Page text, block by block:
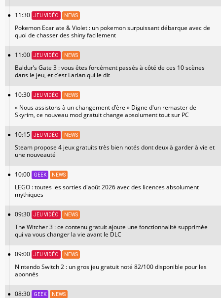
11:30 JEU VIDÉO NEWS
Pokemon Ecarlate & Violet : un pokemon surpuissant débarque avec de
quoi de chasser des shiny facilement
11:00 JEU VIDÉO NEWS
Baldur’s Gate 3 : vous êtes forcément passés à côté de ces 10 scènes
dans le jeu, et c’est Larian qui le dit
10:30 JEU VIDÉO NEWS
« Nous assistons à un changement d’ère » Digne d'un remaster de
Skyrim, ce nouveau mod gratuit change absolument tout sur PC
10:15 JEU VIDÉO NEWS
Steam propose 4 jeux gratuits très bien notés dont deux à garder à vie et
une nouveauté
10:00 GEEK NEWS
LEGO : toutes les sorties d'août 2026 avec des licences absolument
mythiques
09:30 JEU VIDÉO NEWS
The Witcher 3 : ce contenu gratuit ajoute une fonctionnalité supprimée
qui va vous changer la vie avant le DLC
09:00 JEU VIDÉO NEWS
Nintendo Switch 2 : un gros jeu gratuit noté 82/100 disponible pour les
abonnés
08:30 GEEK NEWS